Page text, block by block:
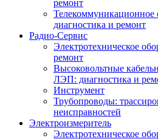
ремонт
Телекоммуникационное
диагностика и ремонт
Радио-Cервис
Электротехническое
ремонт
Высоковольтные
ЛЭП: диагностика и
Инструмент
Трубопроводы:
неисправностей
Электроизмеритель
Электротехническое